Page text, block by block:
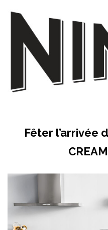
Fêter l’arrivée